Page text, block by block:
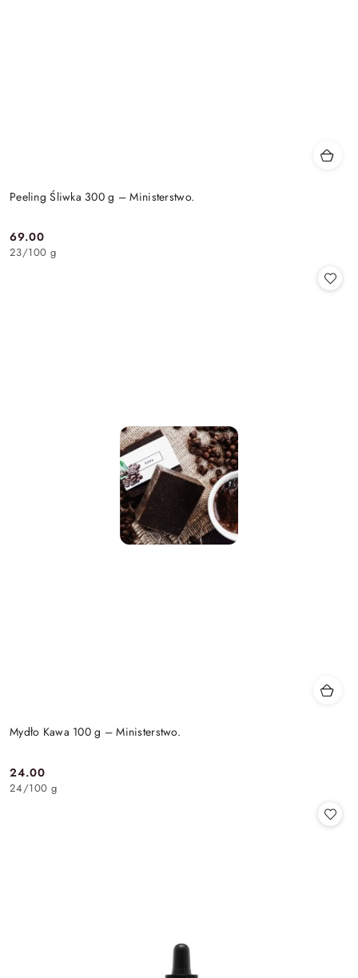
Peeling Śliwka 300 g – Ministerstwo.
Cena:
69.00
23/100 g
Mydło Kawa 100 g – Ministerstwo.
Cena:
24.00
24/100 g